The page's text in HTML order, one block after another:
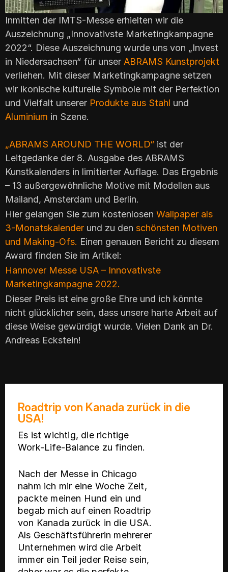
Inmitten der IMTS-Messe erhielten wir die
Auszeichnung „Innovativste Marketingkampagne
2022“. Diese Auszeichnung wurde uns von „Invest
in Niedersachsen“ für unser ABRAMS Kunstprojekt
verliehen. Mit dieser Marketingkampagne setzen
wir ikonische kulturelle Symbole mit der Perfektion
und Vielfalt unserer Produkte aus Stahl und
Aluminium in Szene.
„ABRAMS AROUND THE WORLD“ ist der
Leitgedanke der 8. Ausgabe des ABRAMS
Kunstkalenders in limitierter Auflage. Das Ergebnis
– 13 außergewöhnliche Motive mit Modellen aus
Mailand, Amsterdam und Berlin.
Hier gelangen Sie zum kostenlosen Wallpaper als
3-Monatskalender und zu den schönsten Motiven
und Making-Ofs. Einen genauen Bericht zu diesem
Award finden Sie im Artikel:
Hannover Messe USA – Innovativste
Marketingkampagne 2022.
Dieser Preis ist eine große Ehre und ich könnte
nicht glücklicher sein, dass unsere harte Arbeit auf
diese Weise gewürdigt wurde. Vielen Dank an Dr.
Andreas Eckstein!
Roadtrip von Kanada zurück in die
USA!
Es ist wichtig, die richtige
Work-Life-Balance zu finden.
Nach der Messe in Chicago
nahm ich mir eine Woche Zeit,
packte meinen Hund ein und
begab mich auf einen Roadtrip
von Kanada zurück in die USA.
Als Geschäftsführerin mehrerer
Unternehmen wird die Arbeit
immer ein Teil jeder Reise sein,